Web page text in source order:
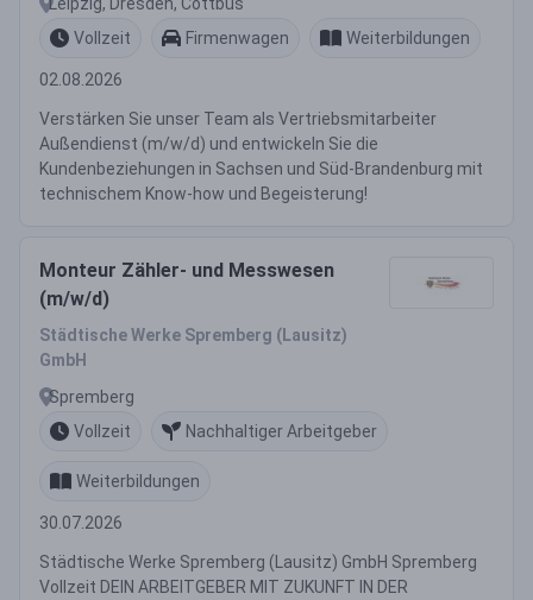
Vollzeit
Firmenwagen Weiterbildungen
02.08.2026
Verstärken Sie unser Team als Vertriebsmitarbeiter
Außendienst (m/w/d) und entwickeln Sie die
Kundenbeziehungen in Sachsen und Süd-Brandenburg mit
technischem Know-how und Begeisterung!
Monteur Zähler- und Messwesen
(m/w/d)
Städtische Werke Spremberg (Lausitz)
GmbH
Spremberg
Vollzeit
Nachhaltiger Arbeitgeber
Weiterbildungen
30.07.2026
Städtische Werke Spremberg (Lausitz) GmbH Spremberg
Vollzeit DEIN ARBEITGEBER MIT ZUKUNFT IN DER